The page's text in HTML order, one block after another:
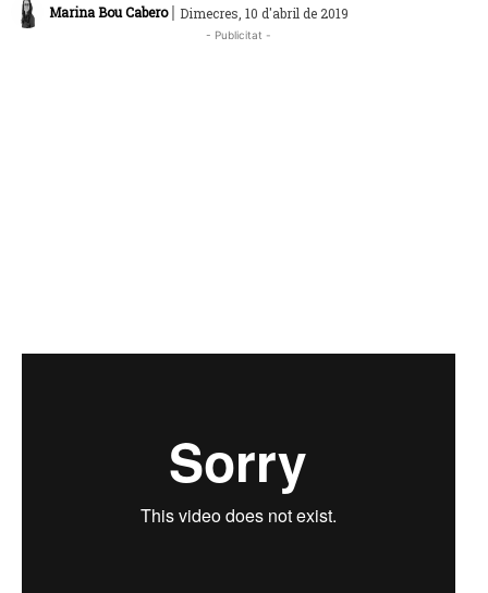
Marina Bou Cabero | Dimecres, 10 d'abril de 2019
- Publicitat -